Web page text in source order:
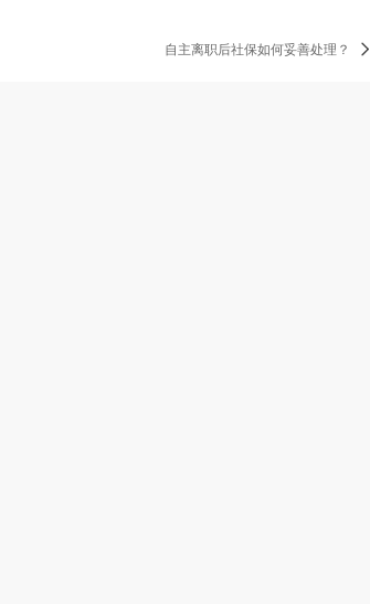
自主离职后社保如何妥善处理？